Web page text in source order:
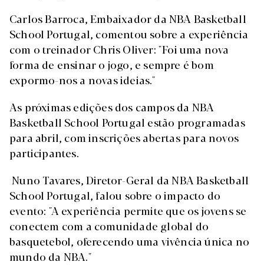
Carlos Barroca, Embaixador da NBA Basketball
School Portugal, comentou sobre a experiência
com o treinador Chris Oliver: "Foi uma nova
forma de ensinar o jogo, e sempre é bom
expormo-nos a novas ideias."
As próximas edições dos campos da NBA
Basketball School Portugal estão programadas
para abril, com inscrições abertas para novos
participantes.
Nuno Tavares, Diretor-Geral da NBA Basketball
School Portugal, falou sobre o impacto do
evento: "A experiência permite que os jovens se
conectem com a comunidade global do
basquetebol, oferecendo uma vivência única no
mundo da NBA."